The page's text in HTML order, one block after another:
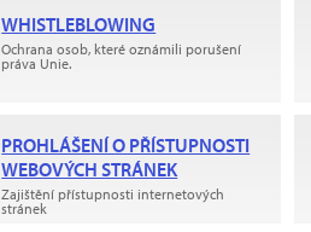
WHISTLEBLOWING
Ochrana osob, které oznámili porušení
práva Unie.
PROHLÁŠENÍ O PŘÍSTUPNOSTI
WEBOVÝCH STRÁNEK
Zajištění přístupnosti internetových
stránek